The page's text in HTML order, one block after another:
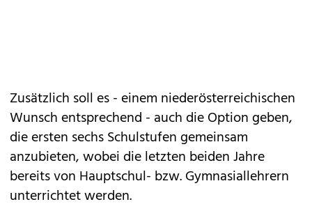
Zusätzlich soll es - einem niederösterreichischen
Wunsch entsprechend - auch die Option geben,
die ersten sechs Schulstufen gemeinsam
anzubieten, wobei die letzten beiden Jahre
bereits von Hauptschul- bzw. Gymnasiallehrern
unterrichtet werden.